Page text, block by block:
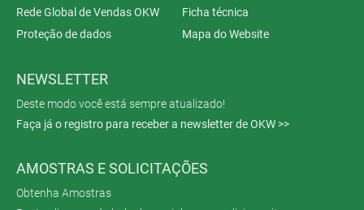
Rede Global de Vendas OKW
Ficha técnica
Proteção de dados
Mapa do Website
NEWSLETTER
Deste modo você está sempre atualizado!
Faça já o registro para receber a newsletter de OKW >>
AMOSTRAS E SOLICITAÇÕES
Obtenha Amostras